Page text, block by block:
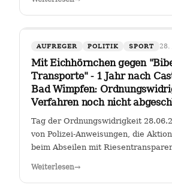
AUFREGER POLITIK SPORT 28.
Mit Eichhörnchen gegen
Transporte" - 1 Jahr nach
Bad Wimpfen:
Verfahren noch nicht
Tag der Ordnungswidrigkeit
von Polizei-Anweisungen, die
beim Abseilen mit
Weiterlesen→